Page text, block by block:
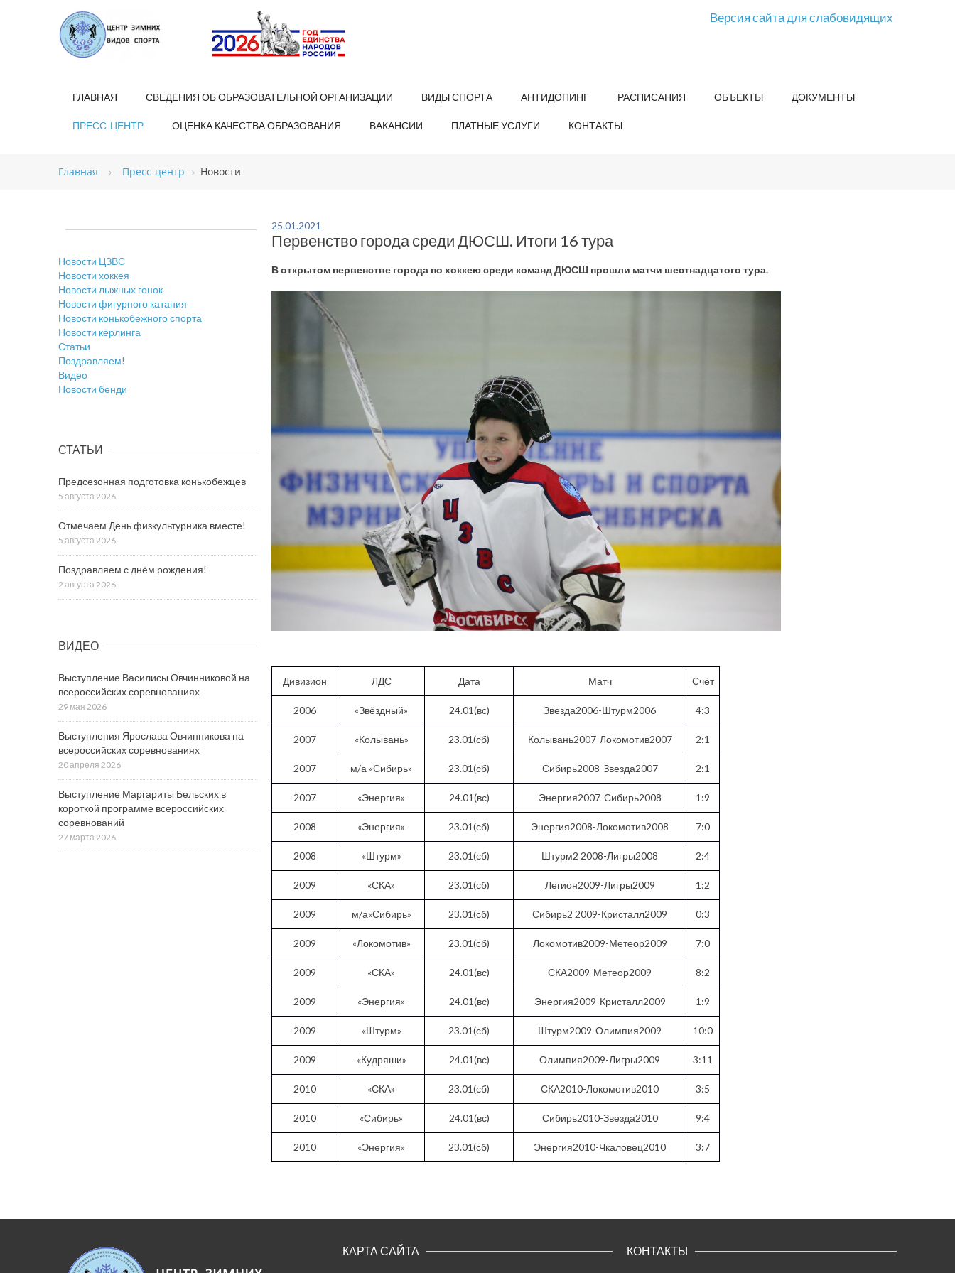
Версия сайта для слабовидящих
ГЛАВНАЯ СВЕДЕНИЯ ОБ ОБРАЗОВАТЕЛЬНОЙ ОРГАНИЗАЦИИ ВИДЫ СПОРТА АНТИДОПИНГ РАСПИСАНИЯ ОБЪЕКТЫ ДОКУМЕНТЫ
ПРЕСС-ЦЕНТР ОЦЕНКА КАЧЕСТВА ОБРАЗОВАНИЯ ВАКАНСИИ ПЛАТНЫЕ УСЛУГИ КОНТАКТЫ
Главная Пресс-центр Новости
25.01.2021
Первенство города среди ДЮСШ. Итоги 16 тура
В открытом первенстве города по хоккею среди команд ДЮСШ прошли матчи шестнадцатого тура.
Дивизион ЛДС Дата Матч Счёт
2006 «Звёздный» 24.01(вс) Звезда2006-Штурм2006 4:3
2007 «Колывань» 23.01(сб) Колывань2007-Локомотив2007 2:1
2007 м/а «Сибирь» 23.01(сб) Сибирь2008-Звезда2007 2:1
2007 «Энергия» 24.01(вс) Энергия2007-Сибирь2008 1:9
2008 «Энергия» 23.01(сб) Энергия2008-Локомотив2008 7:0
2008 «Штурм» 23.01(сб) Штурм2 2008-Лигры2008 2:4
2009 «СКА» 23.01(сб) Легион2009-Лигры2009 1:2
2009 м/а«Сибирь» 23.01(сб) Сибирь2 2009-Кристалл2009 0:3
2009 «Локомотив» 23.01(сб) Локомотив2009-Метеор2009 7:0
2009 «СКА» 24.01(вс) СКА2009-Метеор2009 8:2
2009 «Энергия» 24.01(вс) Энергия2009-Кристалл2009 1:9
2009 «Штурм» 23.01(сб) Штурм2009-Олимпия2009 10:0
2009 «Кудряши» 24.01(вс) Олимпия2009-Лигры2009 3:11
2010 «СКА» 23.01(сб) СКА2010-Локомотив2010 3:5
2010 «Сибирь» 24.01(вс) Сибирь2010-Звезда2010 9:4
2010 «Энергия» 23.01(сб) Энергия2010-Чкаловец2010 3:7
Новости ЦЗВС
Новости хоккея
Новости лыжных гонок
Новости фигурного катания
Новости конькобежного спорта
Новости кёрлинга
Статьи
Поздравляем!
Видео
Новости бенди
СТАТЬИ
Предсезонная подготовка конькобежцев
5 августа 2026
Отмечаем День физкультурника вместе!
5 августа 2026
Поздравляем с днём рождения!
2 августа 2026
ВИДЕО
Выступление Василисы Овчинниковой на
всероссийских соревнованиях
29 мая 2026
Выступления Ярослава Овчинникова на
всероссийских соревнованиях
20 апреля 2026
Выступление Маргариты Бельских в
короткой программе всероссийских
соревнований
27 марта 2026
КАРТА САЙТА КОНТАКТЫ